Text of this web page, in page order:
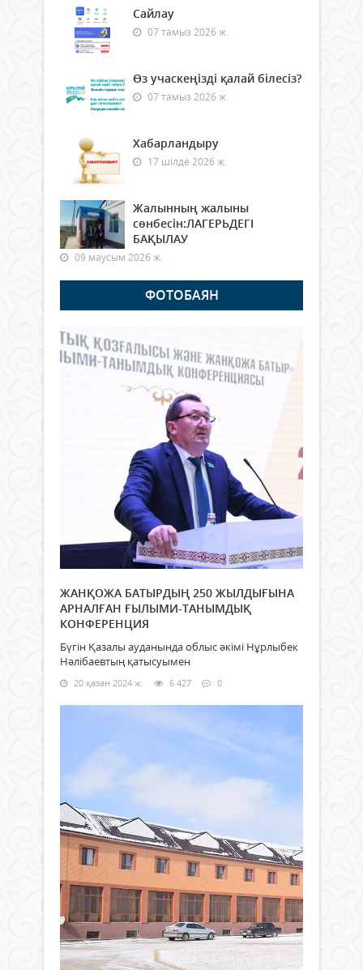
Сайлау
07 тамыз 2026 ж.
Өз учаскеңізді қалай білесіз?
07 тамыз 2026 ж.
Хабарландыру
17 шілде 2026 ж.
Жалынның жалыны
сөнбесін:ЛАГЕРЬДЕГІ
БАҚЫЛАУ
09 маусым 2026 ж.
ФОТОБАЯН
ЖАНҚОЖА БАТЫРДЫҢ 250 ЖЫЛДЫҒЫНА
АРНАЛҒАН ҒЫЛЫМИ-ТАНЫМДЫҚ
КОНФЕРЕНЦИЯ
Бүгін Қазалы ауданында облыс әкімі Нұрлыбек
Нәлібаевтың қатысуымен
20 қазан 2024 ж. 6 427 0